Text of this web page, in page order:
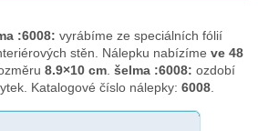
:6008: vyrábíme ze speciálních fólií
stěn. Nálepku nabízíme ve 48
8.9×10 cm šelma :6008: ozdobí
Katalogové číslo nálepky: 6008